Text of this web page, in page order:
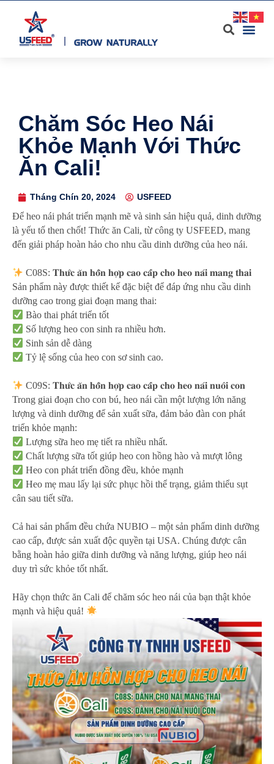
Chăm Sóc Heo Nái
Khỏe Mạnh Với Thức
Ăn Cali!
Tháng Chín 20, 2024 USFEED
Để heo nái phát triển mạnh mẽ và sinh sản hiệu quả, dinh dưỡng
là yếu tố then chốt! Thức ăn Cali, từ công ty USFEED, mang
đến giải pháp hoàn hảo cho nhu cầu dinh dưỡng của heo nái.
C08S: 𝐓𝐡𝐮̛́𝐜 𝐚̆𝐧 𝐡𝐨̂̃𝐧 𝐡𝐨̛̣𝐩 𝐜𝐚𝐨 𝐜𝐚̂́𝐩 𝐜𝐡𝐨 𝐡𝐞𝐨 𝐧𝐚́𝐢 𝐦𝐚𝐧𝐠 𝐭𝐡𝐚𝐢
Sản phẩm này được thiết kế đặc biệt để đáp ứng nhu cầu dinh
dưỡng cao trong giai đoạn mang thai:
Bào thai phát triển tốt
Số lượng heo con sinh ra nhiều hơn.
Sinh sản dễ dàng
Tỷ lệ sống của heo con sơ sinh cao.
C09S: 𝐓𝐡𝐮̛́𝐜 𝐚̆𝐧 𝐡𝐨̂̃𝐧 𝐡𝐨̛̣𝐩 𝐜𝐚𝐨 𝐜𝐚̂́𝐩 𝐜𝐡𝐨 𝐡𝐞𝐨 𝐧𝐚́𝐢 𝐧𝐮𝐨̂𝐢 𝐜𝐨𝐧
Trong giai đoạn cho con bú, heo nái cần một lượng lớn năng
lượng và dinh dưỡng để sản xuất sữa, đảm bảo đàn con phát
triển khỏe mạnh:
Lượng sữa heo mẹ tiết ra nhiều nhất.
Chất lượng sữa tốt giúp heo con hồng hào và mượt lông
Heo con phát triển đồng đều, khỏe mạnh
Heo mẹ mau lấy lại sức phục hồi thể trạng, giảm thiểu sụt
cân sau tiết sữa.
Cả hai sản phẩm đều chứa NUBIO – một sản phẩm dinh dưỡng
cao cấp, được sản xuất độc quyền tại USA. Chúng được cân
bằng hoàn hảo giữa dinh dưỡng và năng lượng, giúp heo nái
duy trì sức khỏe tốt nhất.
Hãy chọn thức ăn Cali để chăm sóc heo nái của bạn thật khỏe
mạnh và hiệu quả!